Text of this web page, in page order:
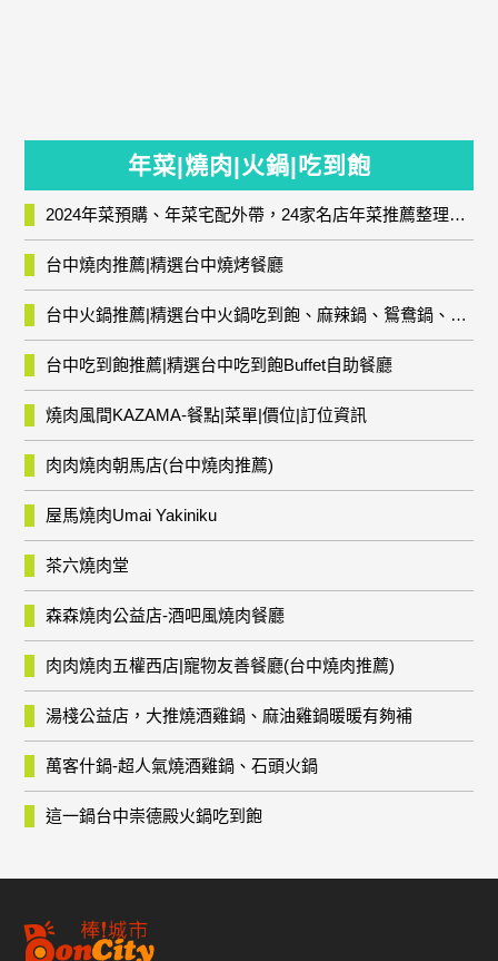
年菜|燒肉|火鍋|吃到飽
2024年菜預購、年菜宅配外帶，24家名店年菜推薦整理，圍爐輕鬆上菜團圓趣
台中燒肉推薦|精選台中燒烤餐廳
台中火鍋推薦|精選台中火鍋吃到飽、麻辣鍋、鴛鴦鍋、石頭火鍋、酸菜白肉鍋、海鮮鍋、燒酒雞、麻油雞、壽喜燒等熱門人氣火鍋店!
台中吃到飽推薦|精選台中吃到飽Buffet自助餐廳
燒肉風間KAZAMA-餐點|菜單|價位|訂位資訊
肉肉燒肉朝馬店(台中燒肉推薦)
屋馬燒肉Umai Yakiniku
茶六燒肉堂
森森燒肉公益店-酒吧風燒肉餐廳
肉肉燒肉五權西店|寵物友善餐廳(台中燒肉推薦)
湯棧公益店，大推燒酒雞鍋、麻油雞鍋暖暖有夠補
萬客什鍋-超人氣燒酒雞鍋、石頭火鍋
這一鍋台中崇德殿火鍋吃到飽